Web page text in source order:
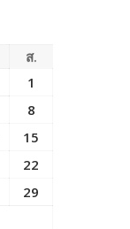
ส.
1
8
15
22
29